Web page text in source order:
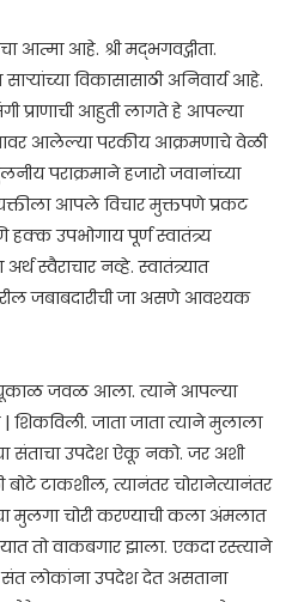
आत्मा आहे. श्री मद्भगवद्गीता.
विकासासाठी अनिवार्य आहे.
प्राणाची आहुती लागते हे आपल्या
आलेल्या परकीय आक्रमणाचे वेळी
पराक्रमाने हजारो जवानांच्या
आपले विचार मुक्तपणे प्रकट
उपभोगाय पूर्ण स्वातंत्र्य
स्वैराचार नव्हे. स्वातंत्र्यात
जबाबदारीची जा असणे आवश्यक
जवळ आला. त्याने आपल्या
शिकविली. जाता जाता त्याने मुलाला
संताचा उपदेश ऐकू नको. जर अशी
टाकशील, त्यानंतर चोरानेत्यानंतर
मुलगा चोरी करण्याची कला अंमलात
तो वाकबगार झाला. एकदा रस्त्याने
लोकांना उपदेश देत असताना